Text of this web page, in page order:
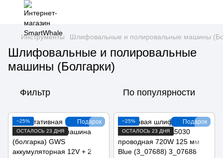
Инструменты Шлифовальные и полировальные машины
Шлифовальные и полировальные
машины (Болгарки)
Фильтр По популярности
Подарок
−25%
ОСТАЛОСЬ 23 ДНЯ
Подарок
−25%
ОСТАЛОСЬ 23 ДНЯ